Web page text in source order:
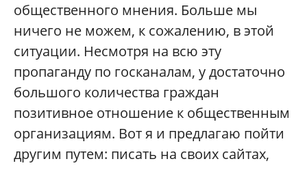
общественного мнения. Больше мы
ничего не можем, к сожалению, в этой
ситуации. Несмотря на всю эту
пропаганду по госканалам, у достаточно
большого количества граждан
позитивное отношение к общественным
организациям. Вот я и предлагаю пойти
другим путем: писать на своих сайтах,